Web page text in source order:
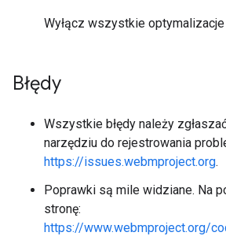
Wyłącz wszystkie
Błędy
Wszystkie błędy należy
narzędziu do rejestrowania
https://issues.webmproject.org.
Poprawki są mile widziane. Na
stronę:
https://www.webmproject.org/